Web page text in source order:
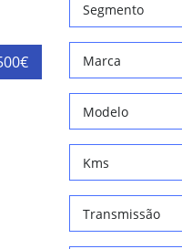
Segmento
Marca
Modelo
Kms
Transmissão